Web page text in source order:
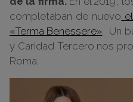
completaban de nuevo
«Terma Benessere». Un
y Caridad Tercero nos
Roma.